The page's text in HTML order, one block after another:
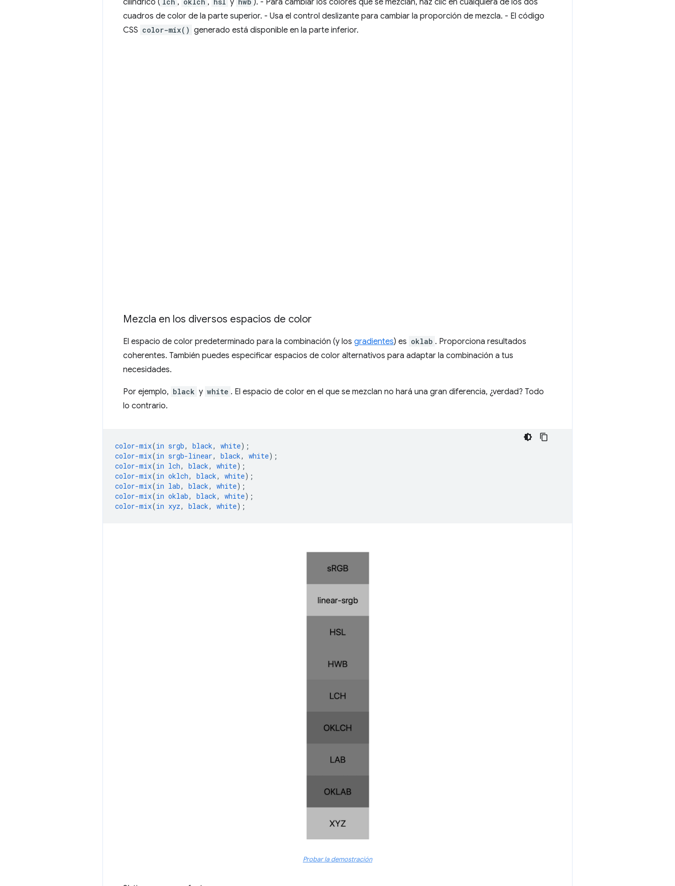
cuadros de color de la parte superior. - Usa el control deslizante para cambiar la proporción de mezcla. - El código
CSS color-mix() generado está disponible en la parte inferior.
Mezcla en los diversos espacios de color
El espacio de color predeterminado para la combinación (y los gradientes) es oklab . Proporciona resultados
coherentes. También puedes especificar espacios de color alternativos para adaptar la combinación a tus
necesidades.
Por ejemplo, black y white . El espacio de color en el que se mezclan no hará una gran diferencia, ¿verdad? Todo
lo contrario.
color-mix(in srgb, black, white);
color-mix(in srgb-linear, black, white);
color-mix(in lch, black, white);
color-mix(in oklch, black, white);
color-mix(in lab, black, white);
color-mix(in oklab, black, white);
color-mix(in xyz, black, white);
Probar la demostración